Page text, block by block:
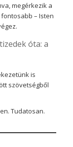
megérkezik a
– Isten
óta: a
is
szövetségből
Tudatosan.